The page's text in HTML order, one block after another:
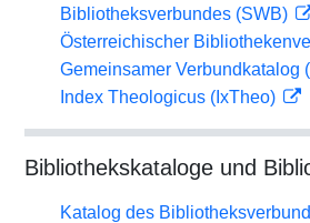
Bibliotheksverbundes (SWB)
Österreichischer
Gemeinsamer Verbundkatalog
Index Theologicus (IxTheo)
Bibliothekskataloge und
Katalog des